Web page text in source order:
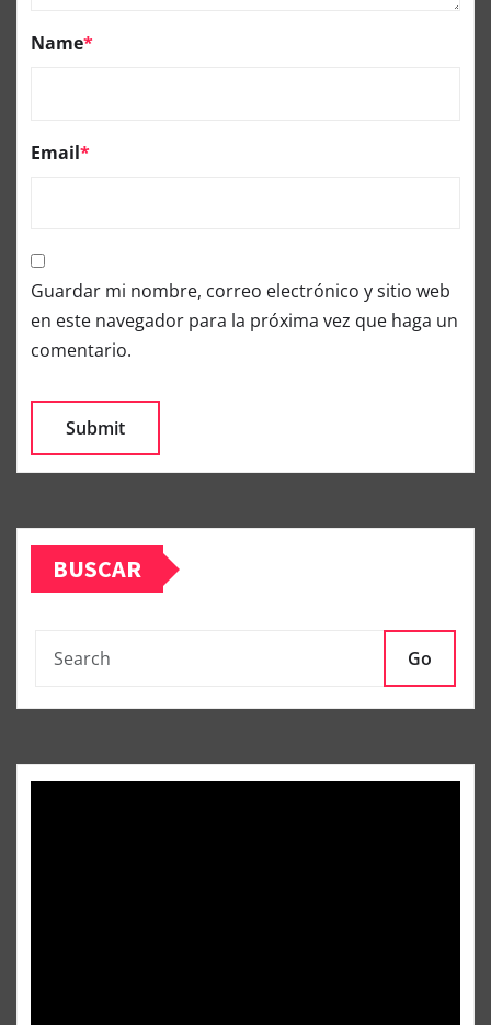
Name*
Email*
Guardar mi nombre, correo electrónico y sitio web
en este navegador para la próxima vez que haga un
comentario.
BUSCAR
Go